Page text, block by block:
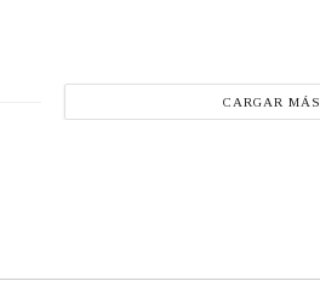
CARGAR MÁS